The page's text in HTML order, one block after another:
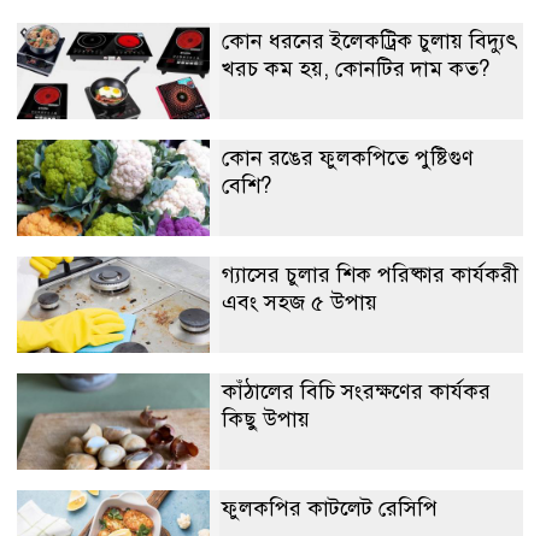
কোন ধরনের ইলেকট্রিক চুলায় বিদ্যুৎ
খরচ কম হয়, কোনটির দাম কত?
কোন রঙের ফুলকপিতে পুষ্টিগুণ
বেশি?
গ্যাসের চুলার শিক পরিষ্কার কার্যকরী
এবং সহজ ৫ উপায়
কাঁঠালের বিচি সংরক্ষণের কার্যকর
কিছু উপায়
ফুলকপির কাটলেট রেসিপি